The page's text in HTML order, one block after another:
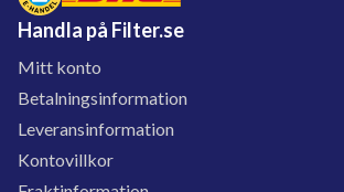
Handla på Filter.se
Mitt konto
Betalningsinformation
Leveransinformation
Kontovillkor